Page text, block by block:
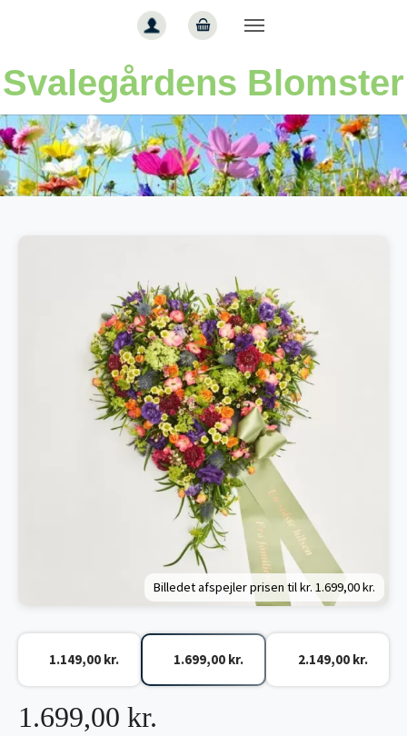
Svalegårdens Blomster
Billedet afspejler prisen til kr. 1.699,00 kr.
1.699,00 kr.
1.149,00 kr. 1.699,00 kr. 2.149,00 kr.